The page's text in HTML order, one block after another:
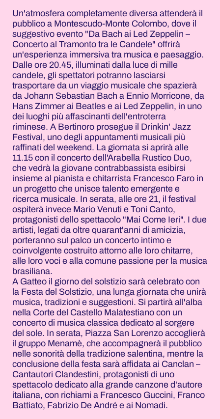
Un'atmosfera completamente diversa attenderà il
pubblico a Montescudo-Monte Colombo, dove il
suggestivo evento "Da Bach ai Led Zeppelin –
Concerto al Tramonto tra le Candele" offrirà
un'esperienza immersiva tra musica e paesaggio.
Dalle ore 20.45, illuminati dalla luce di mille
candele, gli spettatori potranno lasciarsi
trasportare da un viaggio musicale che spazierà
da Johann Sebastian Bach a Ennio Morricone, da
Hans Zimmer ai Beatles e ai Led Zeppelin, in uno
dei luoghi più affascinanti dell'entroterra
riminese. A Bertinoro prosegue il Drinkin' Jazz
Festival, uno degli appuntamenti musicali più
raffinati del weekend. La giornata si aprirà alle
11.15 con il concerto dell'Arabella Rustico Duo,
che vedrà la giovane contrabbassista esibirsi
insieme al pianista e chitarrista Francesco Faro in
un progetto che unisce talento emergente e
ricerca musicale. In serata, alle ore 21, il festival
ospiterà invece Mario Venuti e Toni Canto,
protagonisti dello spettacolo "Mai Come Ieri". I due
artisti, legati da oltre quarant'anni di amicizia,
porteranno sul palco un concerto intimo e
coinvolgente costruito attorno alle loro chitarre,
alle loro voci e alla comune passione per la musica
brasiliana.
A Gatteo il giorno del solstizio sarà celebrato con
la Festa del Solstizio, una lunga giornata che unirà
musica, tradizioni e suggestioni. Si partirà all'alba
nella Corte del Castello Malatestiano con un
concerto di musica classica dedicato al sorgere
del sole. In serata, Piazza San Lorenzo accoglierà
il gruppo Menamè, che accompagnerà il pubblico
nelle sonorità della tradizione salentina, mentre la
conclusione della festa sarà affidata ai Canclan –
Cantautori Clandestini, protagonisti di uno
spettacolo dedicato alla grande canzone d'autore
italiana, con richiami a Francesco Guccini, Franco
Battiato, Fabrizio De André e ai Nomadi.